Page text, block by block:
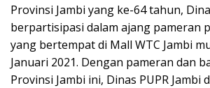
Provinsi Jambi yang ke-64 tahun,
berpartisipasi dalam ajang pameran
yang bertempat di Mall WTC Jambi
Januari 2021. Dengan pameran dan
Provinsi Jambi ini, Dinas PUPR